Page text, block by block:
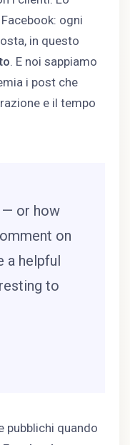
ogni
in questo
. E noi sappiamo
i post che
e il tempo
— or how
on
a helpful
to
pubblichi quando